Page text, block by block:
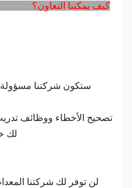
كيف يمكننا التعاون؟
ستكون شركتنا مسؤولة
تصحيح الأخطاء ووظائف تدريب
لك
لن توفر لك شركتنا